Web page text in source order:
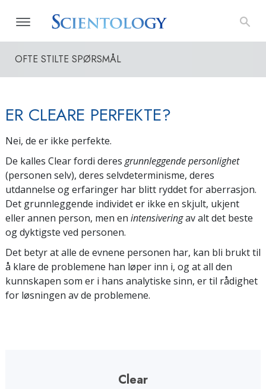
OFTE STILTE SPØRSMÅL
ER CLEARE PERFEKTE?
Nei, de er ikke perfekte.
De kalles Clear fordi deres grunnleggende personlighet
(personen selv), deres selvdeterminisme, deres
utdannelse og erfaringer har blitt ryddet for aberrasjon.
Det grunnleggende individet er ikke en skjult, ukjent
eller annen person, men en intensiveringav alt det beste
og dyktigste ved personen.
Det betyr at alle de evnene personen har, kan bli brukt til
å klare de problemene han løper inn i, og at all den
kunnskapen som er i hans analytiske sinn, er til rådighet
for løsningen av de problemene.
Clear